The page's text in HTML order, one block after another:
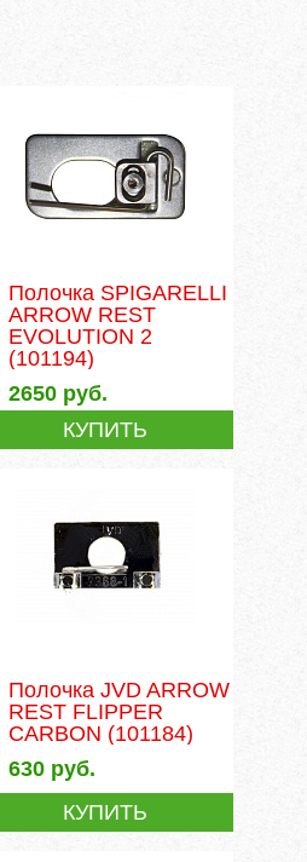
Полочка SPIGARELLI
ARROW REST
EVOLUTION 2
(101194)
2650руб.
КУПИТЬ
Полочка JVD ARROW
REST FLIPPER
CARBON (101184)
630руб.
КУПИТЬ